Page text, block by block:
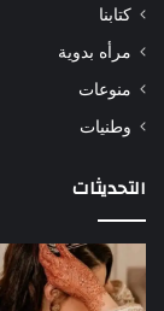
كتابنا
مرأه بدوية
منوعات
وطنيات
التحديثات